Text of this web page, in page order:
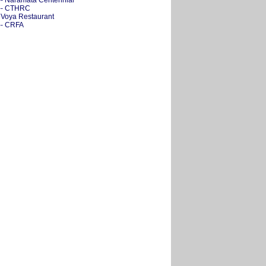
CTHRC
Restaurant
CRFA